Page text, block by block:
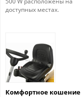
доступных местах.
Комфортное кошение